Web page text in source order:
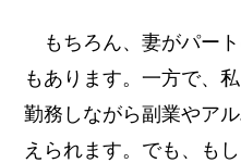
もちろん、妻がパー
もあります。一方で、
勤務しながら副業やア
えられます。でも、も